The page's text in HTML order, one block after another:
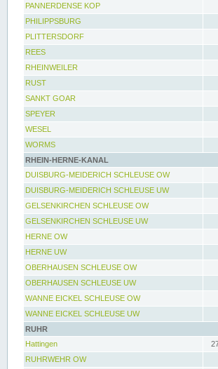
PANNERDENSE KOP
PHILIPPSBURG
PLITTERSDORF
REES
RHEINWEILER
RUST
SANKT GOAR
SPEYER
WESEL
WORMS
RHEIN-HERNE-KANAL
DUISBURG-MEIDERICH SCHLEUSE OW
DUISBURG-MEIDERICH SCHLEUSE UW
GELSENKIRCHEN SCHLEUSE OW
GELSENKIRCHEN SCHLEUSE UW
HERNE OW
HERNE UW
OBERHAUSEN SCHLEUSE OW
OBERHAUSEN SCHLEUSE UW
WANNE EICKEL SCHLEUSE OW
WANNE EICKEL SCHLEUSE UW
RUHR
Hattingen
RUHRWEHR OW